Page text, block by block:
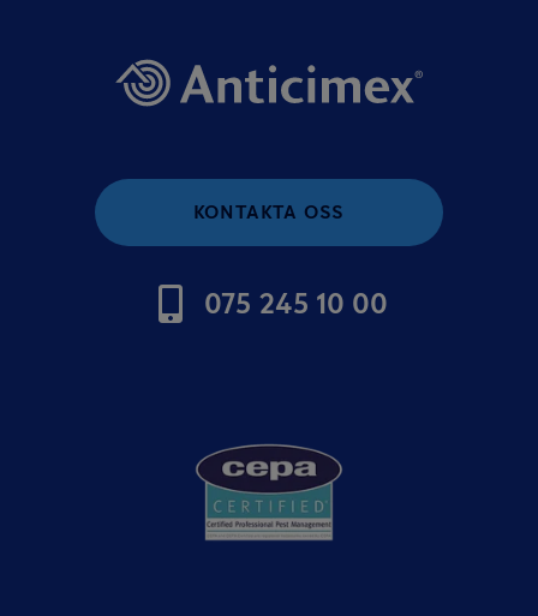
KONTAKTA OSS
075 245 10 00